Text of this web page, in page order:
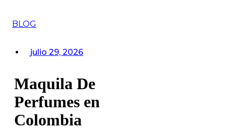
BLOG
julio 29, 2026
Maquila De
Perfumes en
Colombia